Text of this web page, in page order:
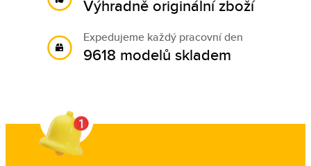
Výhradně originální zboží
Expedujeme každý pracovní den
9618 modelů skladem